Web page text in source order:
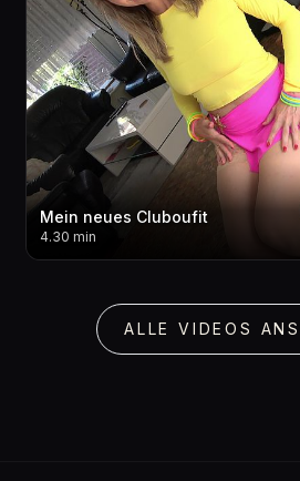
Mein neues Cluboufit
4.30 min
ALLE VIDEOS